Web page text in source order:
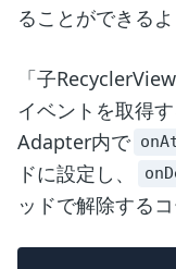
ることができるよ
「子
イベントを取得
Adapter内で
ドに設定し、
ッドで解除する